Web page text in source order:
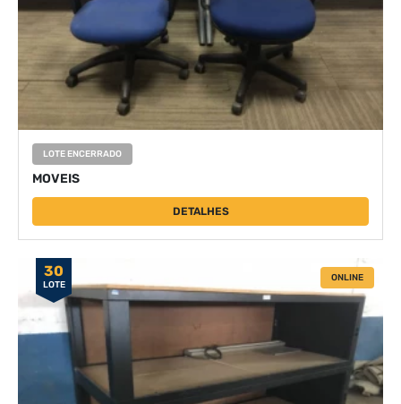
LOTE ENCERRADO
MOVEIS
DETALHES
30
LOTE
ONLINE